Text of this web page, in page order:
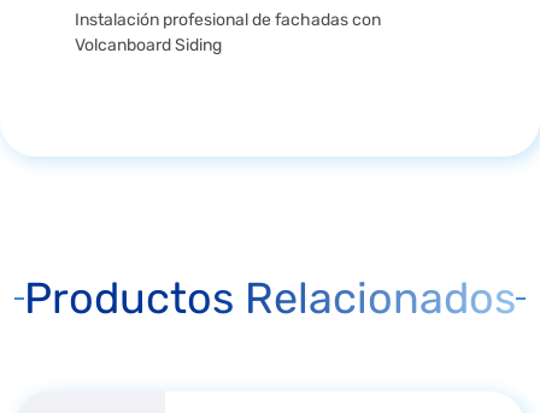
Instalación profesional de fachadas con
Volcanboard Siding
Productos Relacionados